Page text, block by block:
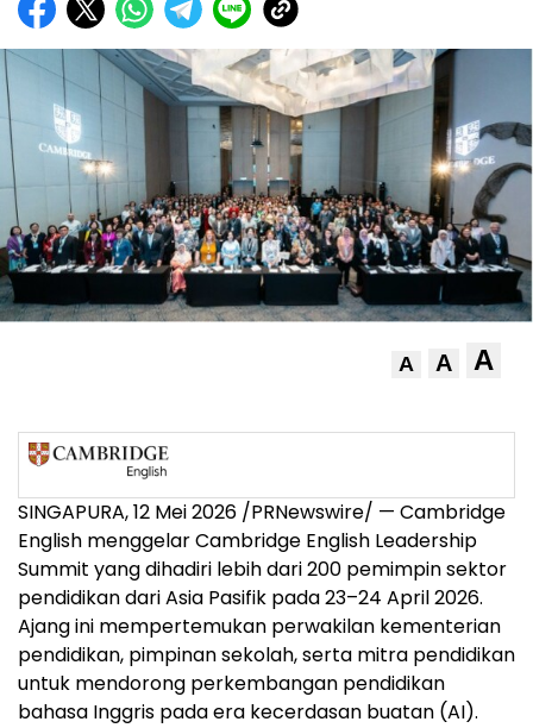
A A A
SINGAPURA, 12 Mei 2026 /PRNewswire/ — Cambridge
English menggelar Cambridge English Leadership
Summit yang dihadiri lebih dari 200 pemimpin sektor
pendidikan dari Asia Pasifik pada 23–24 April 2026.
Ajang ini mempertemukan perwakilan kementerian
pendidikan, pimpinan sekolah, serta mitra pendidikan
untuk mendorong perkembangan pendidikan
bahasa Inggris pada era kecerdasan buatan (AI).